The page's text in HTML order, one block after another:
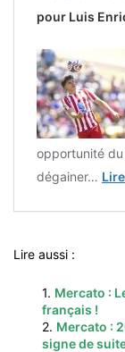
pour Luis
opportunité du
dégainer…
Lire aussi :
1. Mercato :
français !
2. Mercato :
signe de